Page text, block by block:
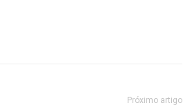
Próximo artigo